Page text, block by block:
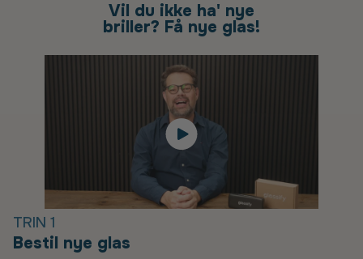
Vil du ikke ha' nye
briller? Få nye glas!
TRIN 1
Bestil nye glas